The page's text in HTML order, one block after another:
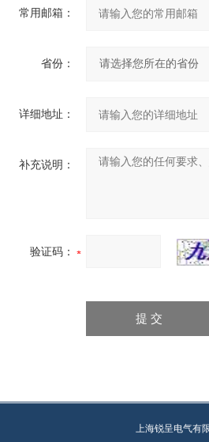
常用邮箱：
省份：
详细地址：
补充说明：
验证码：
上海锐呈电气有